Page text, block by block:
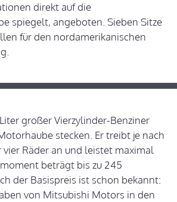
direkt auf die
spiegelt, angeboten. Sieben Sitze
für den nordamerikanischen
großer Vierzylinder-Benziner
stecken. Er treibt je nach
vier Räder an und leistet maximal
beträgt bis zu 245
der Basispreis ist schon bekannt:
von Mitsubishi Motors in den